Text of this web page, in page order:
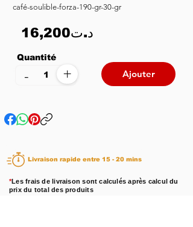
café-soulible-forza-190-gr-30-gr
16,200د.ت
Quantité
+
- Ajouter
Livraison rapide entre 15 - 20 mins
*Les frais de livraison sont calculés après calcul du
prix du total des produits